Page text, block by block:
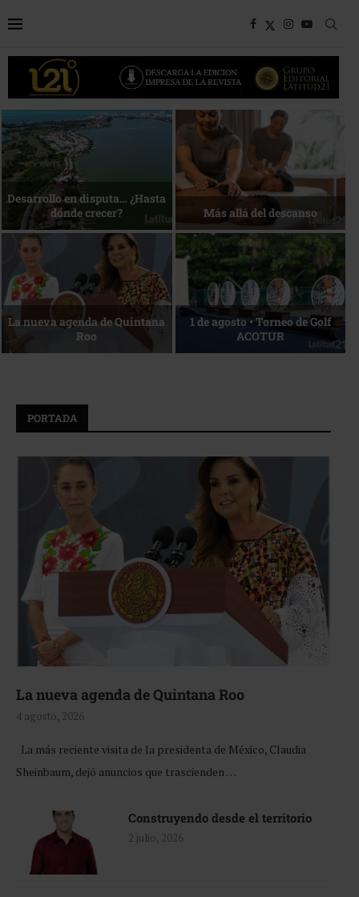
Bottega, un viaje servido a la
mesa
Energía que Impulsa la
competitividad
Reconocimiento de viajeros La esencia del servicio
PORTADA
La nueva agenda de Quintana Roo
4 agosto, 2026
La más reciente visita de la presidenta de México, Claudia
Sheinbaum, dejó anuncios que trascienden …
Construyendo desde el territorio
2 julio, 2026